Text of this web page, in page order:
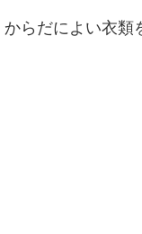
からだによい衣類